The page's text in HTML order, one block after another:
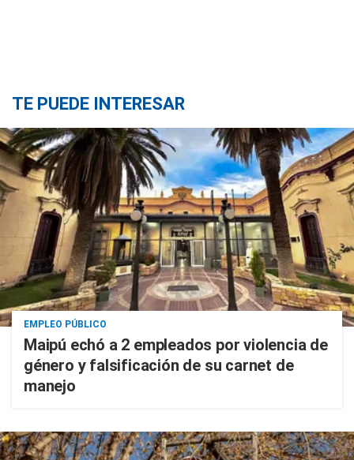
TE PUEDE INTERESAR
EMPLEO PÚBLICO
Maipú echó a 2 empleados por violencia de
género y falsificación de su carnet de
manejo